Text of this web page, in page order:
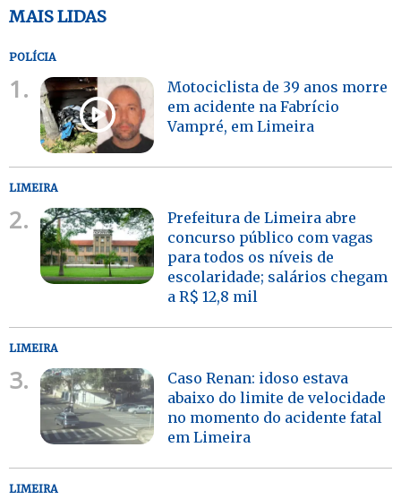
MAIS LIDAS
POLÍCIA
1.
Motociclista de 39 anos morre
em acidente na Fabrício
Vampré, em Limeira
LIMEIRA
2.
Prefeitura de Limeira abre
concurso público com vagas
para todos os níveis de
escolaridade; salários chegam
a R$ 12,8 mil
LIMEIRA
3.
Caso Renan: idoso estava
abaixo do limite de velocidade
no momento do acidente fatal
em Limeira
LIMEIRA